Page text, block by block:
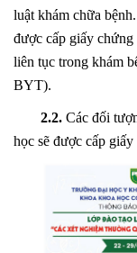
luật khám chữa
được cấp giấy chứng
liên tục trong khám
BYT).
2.2. Các đối
học sẽ được cấp